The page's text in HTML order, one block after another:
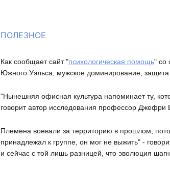
ПОЛЕЗНОЕ
Как сообщает сайт "психологическая помощь" со
Южного Уэльса, мужское доминирование,
"Нынешняя офисная культура напоминает ту,
говорит автор исследования профессор Джефри
Племена воевали за территорию в прошлом,
принадлежал к группе, он мог не выжить" -
и сейчас с той лишь разницей, что эволюция